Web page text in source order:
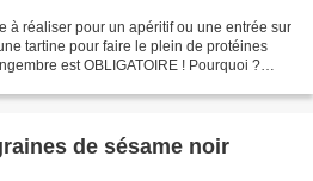
à réaliser pour un apéritif ou une entrée sur
tartine pour faire le plein de protéines
est OBLIGATOIRE ! Pourquoi ?
de sésame noir